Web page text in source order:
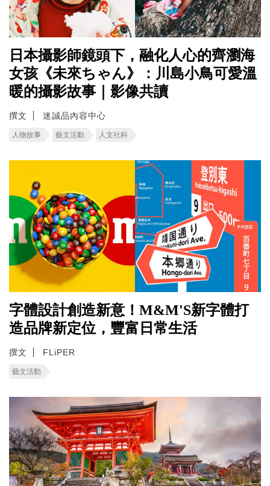
日本攝影師鏡頭下，融化人心的齊瀏海
女孩《未來ちゃん》：川島小鳥可愛溫
暖的攝影故事｜影像共讀
撰文 迷誠品內容中心
人物故事 藝文活動 人文社科
字體設計創造新意！M&M'S新字體打
造品牌新定位，豐富日常生活
撰文 FLiPER
藝文活動